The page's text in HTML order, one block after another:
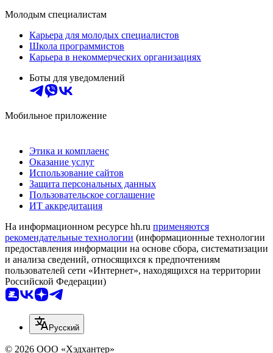
Молодым специалистам
Карьера для молодых специалистов
Школа программистов
Карьера в некоммерческих организациях
Боты для уведомлений
Мобильное приложение
Этика и комплаенс
Оказание услуг
Использование сайтов
Защита персональных данных
Пользовательское соглашение
ИТ аккредитация
На информационном ресурсе hh.ru применяются
рекомендательные технологии (информационные технологии
предоставления информации на основе сбора, систематизации
и анализа сведений, относящихся к предпочтениям
пользователей сети «Интернет», находящихся на территории
Российской Федерации)
Русский
© 2026 ООО «Хэдхантер»